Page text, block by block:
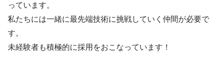
っています。
私たちには一緒に最先端技術に挑戦していく仲間が必要で
す。
未経験者も積極的に採用をおこなっています！